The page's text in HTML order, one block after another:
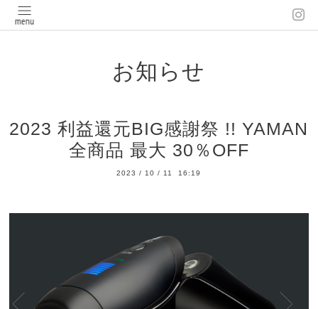
お知らせ
2023 利益還元BIG感謝祭 !! YAMAN
全商品 最大 30％OFF
2023 / 10 / 11 16:19